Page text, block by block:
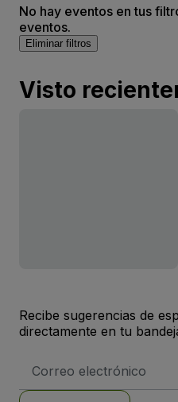
No hay eventos en tus
eventos.
Eliminar filtros
Visto
Recibe sugerencias de
directamente en tu
de